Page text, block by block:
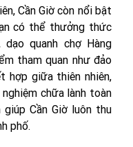
Cần Giờ còn nổi bật
có thể thưởng thức
quanh chợ Hàng
tham quan như đảo
hợp giữa thiên nhiên,
chữa lành toàn
Cần Giờ luôn thu
phố.